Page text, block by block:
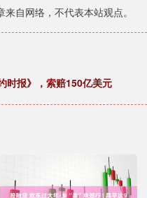
自网络，不代表本站观点。
时报》，索赔150亿美元